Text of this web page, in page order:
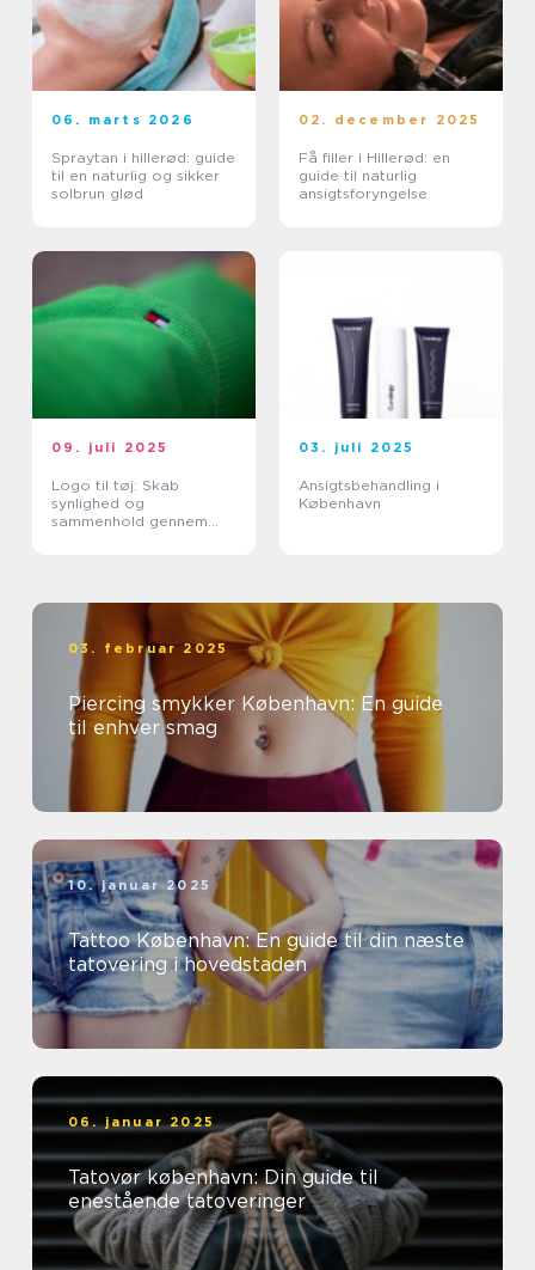
06. marts 2026
Spraytan i hillerød: guide
til en naturlig og sikker
solbrun glød
02. december 2025
Få filler i Hillerød: en
guide til naturlig
ansigtsforyngelse
09. juli 2025
Logo til tøj: Skab
synlighed og
sammenhold gennem
03. juli 2025
Ansigtsbehandling i
København
03. februar 2025
Piercing smykker København: En guide
til enhver smag
10. januar 2025
Tattoo København: En guide til din næste
tatovering i hovedstaden
06. januar 2025
Tatovør københavn: Din guide til
enestående tatoveringer